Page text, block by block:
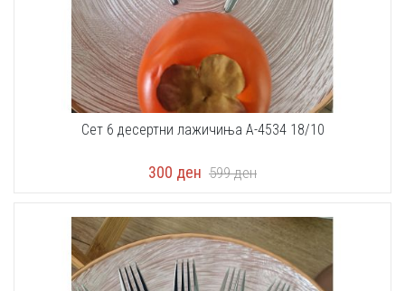
Сет 6 десертни лажичиња A-4534 18/10
300 ден 599ден